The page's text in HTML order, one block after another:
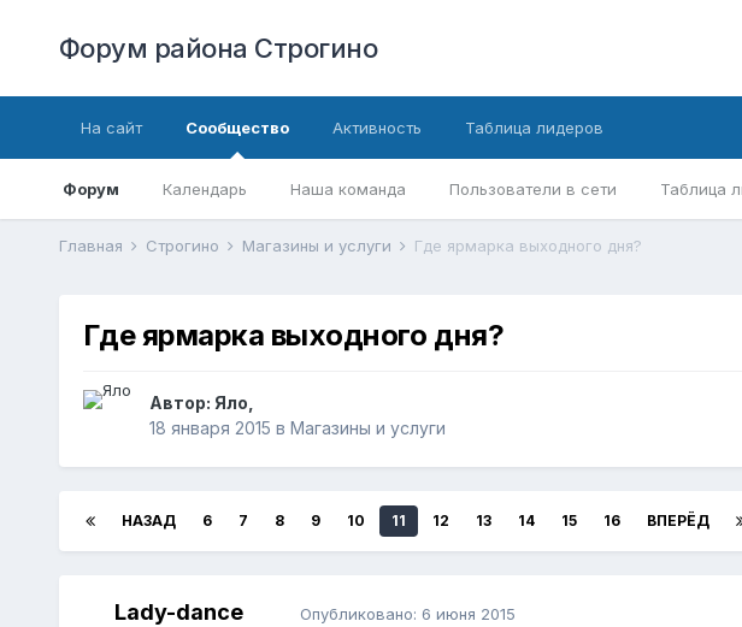
Форум района Строгино
На сайт Сообщество
Форум Календарь Наша команда Пользователи в сети Таблица
Активность Таблица лидеров
Главная Строгино Магазины и услуги Где ярмарка выходного дня?
Где ярмарка выходного дня?
Автор: Яло
18 января 2015 в Магазины и услуги
НАЗАД 6 7 8 9 10 11 12 13 14 15 16 ВПЕРЁД
Lady-dance Опубликовано: 6 июня 2015